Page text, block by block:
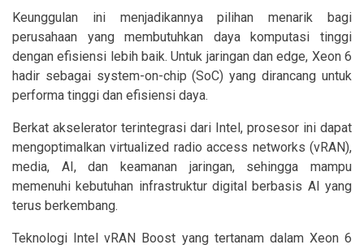
Keunggulan ini menjadikannya pilihan menarik bagi
perusahaan yang membutuhkan daya komputasi tinggi
dengan efisiensi lebih baik. Untuk jaringan dan edge, Xeon 6
hadir sebagai system-on-chip (SoC) yang dirancang untuk
performa tinggi dan efisiensi daya.
Berkat akselerator terintegrasi dari Intel, prosesor ini dapat
mengoptimalkan virtualized radio access networks (vRAN),
media, AI, dan keamanan jaringan, sehingga mampu
memenuhi kebutuhan infrastruktur digital berbasis AI yang
terus berkembang.
Teknologi Intel vRAN Boost yang tertanam dalam Xeon 6